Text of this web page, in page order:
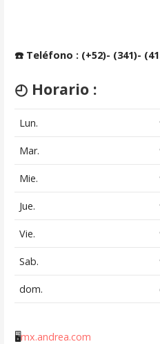
☎️ Teléfono : (+52)- (341)-
◴ Horario :
Lun.
Mar.
Mie.
Jue.
Vie.
Sab.
dom.
🖥mx.andrea.com